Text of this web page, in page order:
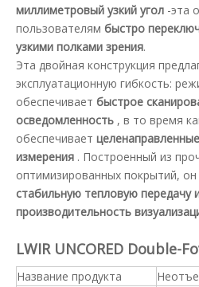
миллиметровый узкий угол -эта
пользователям быстро
узкими полками зрения.
Эта двойная конструкция
эксплуатационную гибкость:
обеспечивает быстрое
осведомленность , в то время
обеспечивает
измерения . Построенный из
оптимизированных покрытий,
стабильную тепловую передачу
производительность
LWIR UNCORED Double-
Название продукта